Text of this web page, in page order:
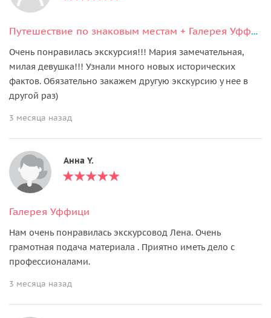
Путешествие по знаковым местам + Галерея Уффици
Очень понравилась экскурсия!!! Мария замечательная,
милая девушка!!! Узнали много новых исторических
фактов. Обязательно закажем другую экскурсию у нее в
другой раз)
3 месяца назад
Анна Y.
Галерея Уффици
Нам очень понравилась экскурсовод Лена. Очень
грамотная подача материала . Приятно иметь дело с
профессионалами.
3 месяца назад